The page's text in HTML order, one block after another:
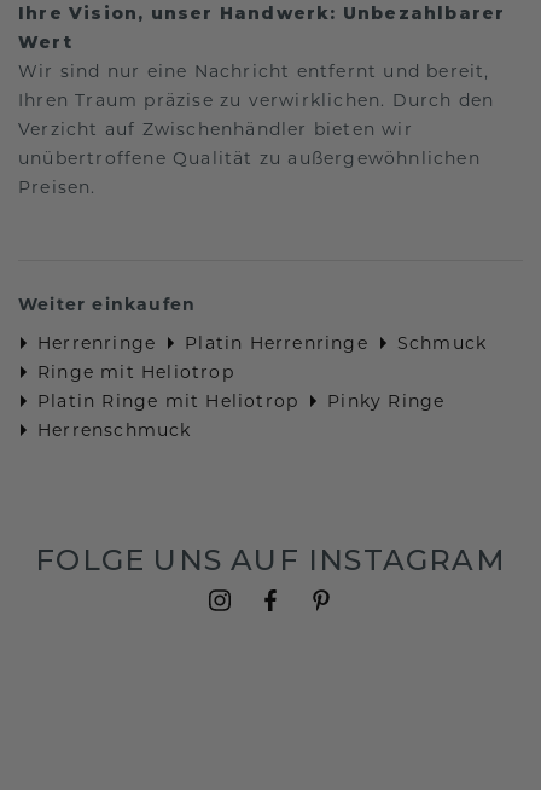
Ihre Vision, unser Handwerk: Unbezahlbarer
Wert
Wir sind nur eine Nachricht entfernt und bereit,
Ihren Traum präzise zu verwirklichen. Durch den
Verzicht auf Zwischenhändler bieten wir
unübertroffene Qualität zu außergewöhnlichen
Preisen.
Weiter einkaufen
Herrenringe
Platin Herrenringe
Schmuck
Ringe mit Heliotrop
Platin Ringe mit Heliotrop
Pinky Ringe
Herrenschmuck
FOLGE UNS AUF INSTAGRAM